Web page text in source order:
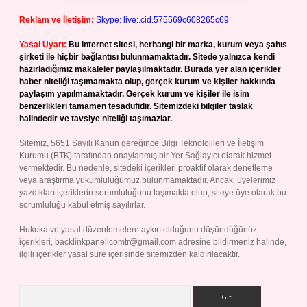
Reklam ve İletişim: Skype: live:.cid.575569c608265c69
Yasal Uyarı: Bu internet sitesi, herhangi bir marka, kurum veya şahıs
şirketi ile hiçbir bağlantısı bulunmamaktadır. Sitede yalnızca kendi
hazırladığımız makaleler paylaşılmaktadır. Burada yer alan içerikler
haber niteliği taşımamakta olup, gerçek kurum ve kişiler hakkında
paylaşım yapılmamaktadır. Gerçek kurum ve kişiler ile isim
benzerlikleri tamamen tesadüfidir. Sitemizdeki bilgiler taslak
halindedir ve tavsiye niteliği taşımazlar.
Sitemiz, 5651 Sayılı Kanun gereğince Bilgi Teknolojileri ve İletişim
Kurumu (BTK) tarafından onaylanmış bir Yer Sağlayıcı olarak hizmet
vermektedir. Bu nedenle, sitedeki içerikleri proaktif olarak denetleme
veya araştırma yükümlülüğümüz bulunmamaktadır. Ancak, üyelerimiz
yazdıkları içeriklerin sorumluluğunu taşımakta olup, siteye üye olarak bu
sorumluluğu kabul etmiş sayılırlar.
Hukuka ve yasal düzenlemelere aykırı olduğunu düşündüğünüz
içerikleri, backlinkpanelicomtr@gmail.com adresine bildirmeniz halinde,
ilgili içerikler yasal süre içerisinde sitemizden kaldırılacaktır.